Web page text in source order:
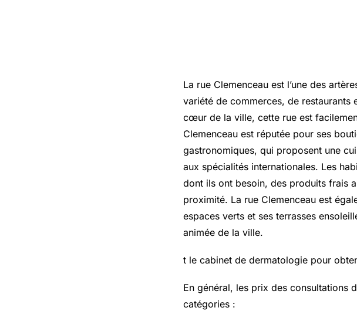
La rue Clemenceau est l’une des
variété de commerces, de restaurants
cœur de la ville, cette rue est
Clemenceau est réputée pour ses
gastronomiques, qui proposent une
aux spécialités internationales. Les
dont ils ont besoin, des produits frais
proximité. La rue Clemenceau est
espaces verts et ses terrasses
animée de la ville.
t le cabinet de dermatologie pour
En général, les prix des consultations
catégories :